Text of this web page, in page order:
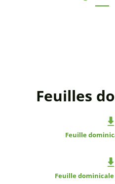
Feuilles
Feuille
Feuille dominicale